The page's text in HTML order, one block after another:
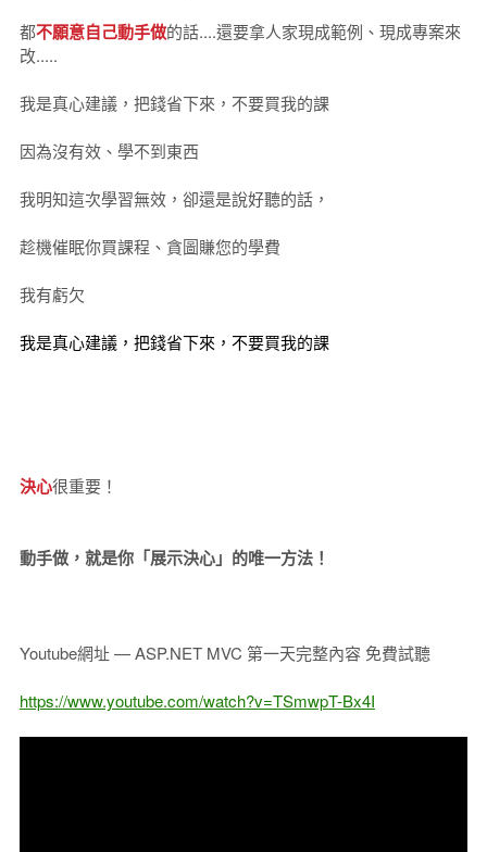
都不願意自己動手做的話....還要拿人家現成範例、現成專案來
改.....
我是真心建議，把錢省下來，不要買我的課
因為沒有效、學不到東西
我明知這次學習無效，卻還是說好聽的話，
趁機催眠你買課程、貪圖賺您的學費
我有虧欠
我是真心建議，把錢省下來，不要買我的課
決心很重要！
動手做，就是你「展示決心」的唯一方法！
Youtube網址 — ASP.NET MVC 第一天完整內容 免費試聽
https://www.youtube.com/watch?v=TSmwpT-Bx4I